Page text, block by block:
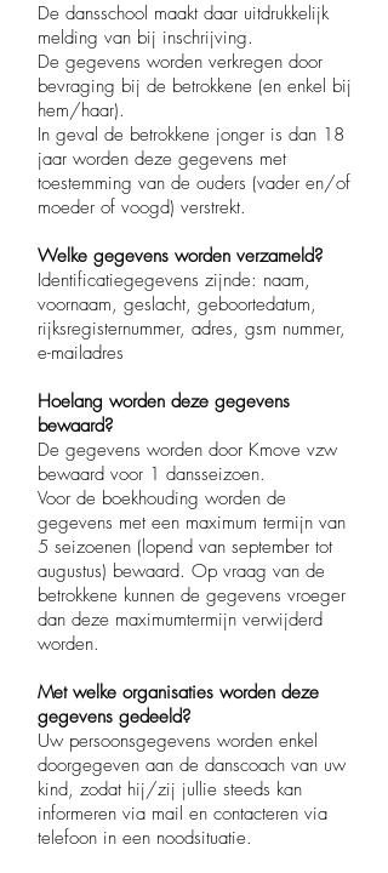
De dansschool maakt daar uitdrukkelijk
melding van bij inschrijving.
De gegevens worden verkregen door
bevraging bij de betrokkene (en enkel bij
hem/haar).
In geval de betrokkene jonger is dan 18
jaar worden deze gegevens met
toestemming van de ouders (vader en/of
moeder of voogd) verstrekt.
Welke gegevens worden verzameld?
Identificatiegegevens zijnde: naam,
voornaam, geslacht, geboortedatum,
rijksregisternummer, adres, gsm nummer,
e-mailadres
Hoelang worden deze gegevens
bewaard?
De gegevens worden door Kmove vzw
bewaard voor 1 dansseizoen.
Voor de boekhouding worden de
gegevens met een maximum termijn van
5 seizoenen (lopend van september tot
augustus) bewaard. Op vraag van de
betrokkene kunnen de gegevens vroeger
dan deze maximumtermijn verwijderd
worden.
Met welke organisaties worden deze
gegevens gedeeld?
Uw persoonsgegevens worden enkel
doorgegeven aan de danscoach van uw
kind, zodat hij/zij jullie steeds kan
informeren via mail en contacteren via
telefoon in een noodsituatie.